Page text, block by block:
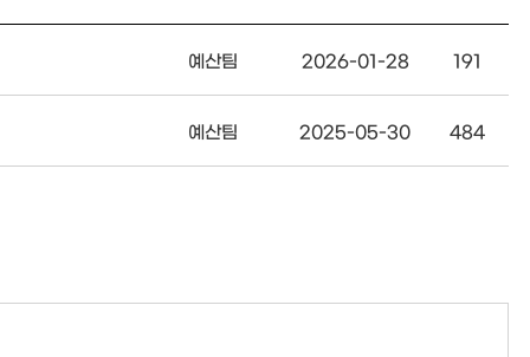
예산팀 2026-01-28 191
예산팀 2025-05-30 484